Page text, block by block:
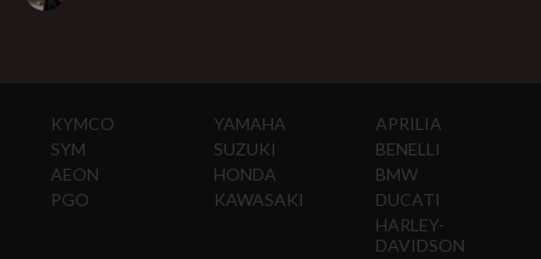
KYMCO
SYM
AEON
PGO
YAMAHA
SUZUKI
HONDA
KAWASAKI
APRILIA
BENELLI
BMW
DUCATI
HARLEY-
DAVIDSON